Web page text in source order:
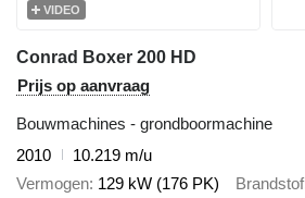
VIDEO
Conrad Boxer 200 HD
Prijs op aanvraag
Bouwmachines - grondboormachine
2010
10.219 m/u
Vermogen 129 kW (176 PK) Brandstof